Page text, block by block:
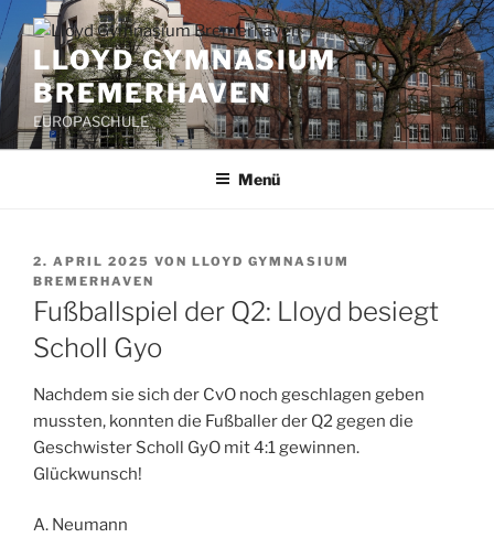
Zum
Inhalt
springenLLOYD GYMNASIUM
BREMERHAVEN
EUROPASCHULE
Menü
VERÖFFENTLICHT
AM
2. APRIL 2025 VON LLOYD GYMNASIUM
BREMERHAVEN
Fußballspiel der Q2: Lloyd besiegt
Scholl Gyo
Nachdem sie sich der CvO noch geschlagen geben
mussten, konnten die Fußballer der Q2 gegen die
Geschwister Scholl GyO mit 4:1 gewinnen.
Glückwunsch!
A. Neumann